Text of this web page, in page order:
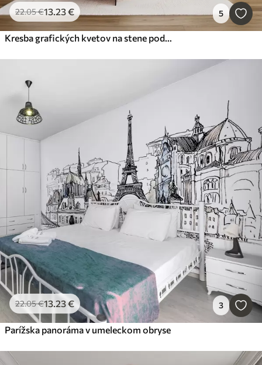
22.05€13.23€ 5
Kresba grafických kvetov na stene podkrovia
22.05€13.23€ 3
Parížska panoráma v umeleckom obryse